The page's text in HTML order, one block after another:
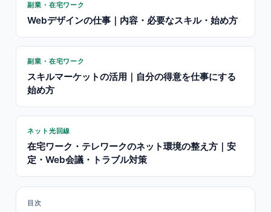
副業・在宅ワーク
Webデザインの仕事｜内容・必要なスキル・始め方
副業・在宅ワーク
スキルマーケットの活用｜自分の得意を仕事にする
始め方
ネット光回線
在宅ワーク・テレワークのネット環境の整え方｜安
定・Web会議・トラブル対策
目次